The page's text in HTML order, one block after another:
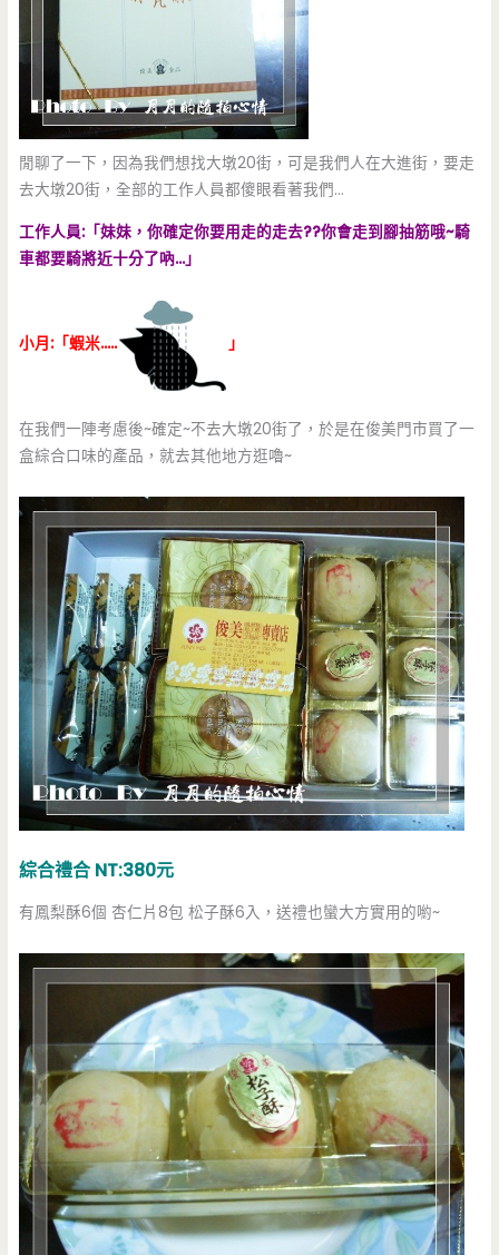
閒聊了一下，因為我們想找大墩20街，可是我們人在大進街，要走
去大墩20街，全部的工作人員都傻眼看著我們…
工作人員:「妹妹，你確定你要用走的走去??你會走到腳抽筋哦~騎
車都要騎將近十分了吶…」
小月:「蝦米….. 」
在我們一陣考慮後~確定~不去大墩20街了，於是在俊美門市買了一
盒綜合口味的產品，就去其他地方逛嚕~
綜合禮合 NT:380元
有鳳梨酥6個 杏仁片8包 松子酥6入，送禮也蠻大方實用的喲~